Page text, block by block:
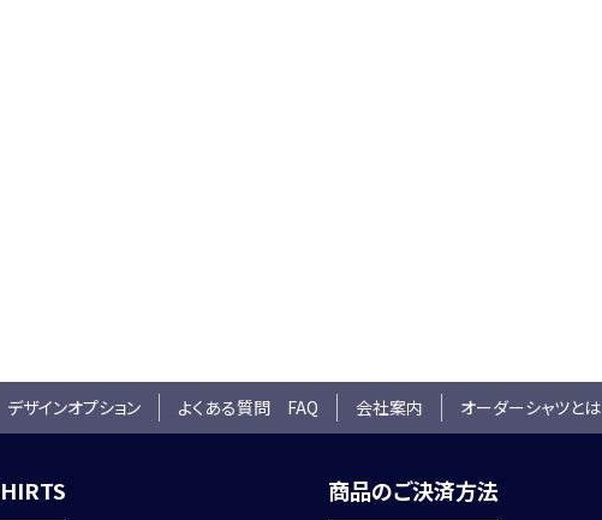
デザインオプション よくある質問 FAQ 会社案内 オーダーシャツとは
商品のご決済方法